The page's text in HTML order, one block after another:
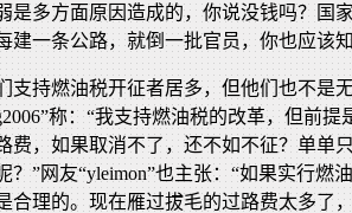
是多方面原因造成的，你说没钱吗？国
建一条公路，就倒一批官员，你也应该
支持燃油税开征者居多，但他们也不是
称：“我支持燃油税的改革，但前
费，如果取消不了，还不如不征？单单
？”网友“yleimon”也主张：“如果实行燃
合理的。现在雁过拔毛的过路费太多了